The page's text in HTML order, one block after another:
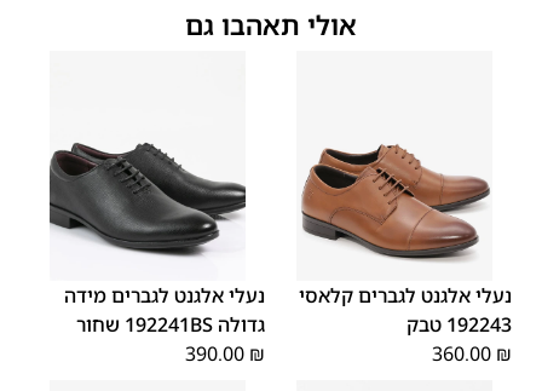
אולי תאהבו גם
40
41
42
43
נעלי אלגנט לגברים קלאסי
192243 טבק
360.00 ₪
נעלי אלגנט לגברים מידה
גדולה 192241BS שחור
390.00 ₪